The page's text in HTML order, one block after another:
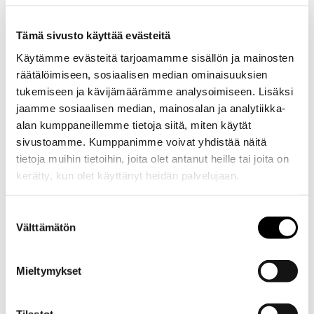
Tämä sivusto käyttää evästeitä
Käytämme evästeitä tarjoamamme sisällön ja mainosten
räätälöimiseen, sosiaalisen median ominaisuuksien
tukemiseen ja kävijämäärämme analysoimiseen. Lisäksi
jaamme sosiaalisen median, mainosalan ja analytiikka-
alan kumppaneillemme tietoja siitä, miten käytät
sivustoamme. Kumppanimme voivat yhdistää näitä
tietoja muihin tietoihin, joita olet antanut heille tai joita on
kerätty, kun olet käyttänyt heidän palvelujaan.
valinta
Välttämätön
Mieltymykset
Keikat: booking@team.fi
Levy-yhtiö: Universal Music Finland
GALLERIA